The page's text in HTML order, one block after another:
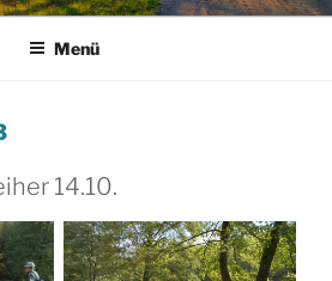
Menü
14.10.